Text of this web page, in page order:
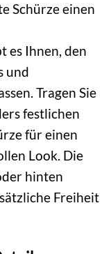
Schürze einen
es Ihnen, den
und
Tragen Sie
festlichen
für einen
Look. Die
hinten
Freiheit